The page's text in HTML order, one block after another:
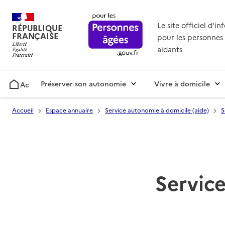
RÉPUBLIQUE
FRANÇAISE
Le site officiel
pour les personnes
aidants
AccueilPréserver son autonomie Vivre à domicile
Accueil Espace annuaire Service autonomie à domicile (aide)